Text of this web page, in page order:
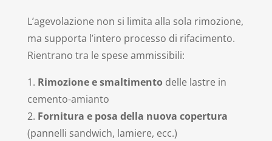
L’agevolazione non si limita alla sola rimozione,
ma supporta l’intero processo di rifacimento.
Rientrano tra le spese ammissibili:
1. Rimozione e smaltimentodelle lastre in
cemento-amianto
2. Fornitura e posa della nuova copertura
(pannelli sandwich, lamiere, ecc.)